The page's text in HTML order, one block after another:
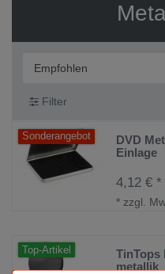
Filter
Sonderangebot
DVD
Einlage
4,12 € *
* zzgl.
Top-Artikel
TinTops
metallik